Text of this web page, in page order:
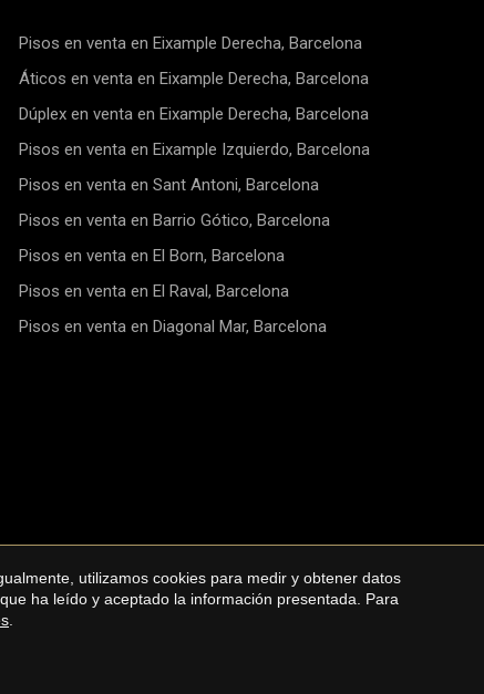
Pisos en venta en Eixample Derecha, Barcelona
Áticos en venta en Eixample Derecha, Barcelona
Dúplex en venta en Eixample Derecha, Barcelona
Pisos en venta en Eixample Izquierdo, Barcelona
Pisos en venta en Sant Antoni, Barcelona
Pisos en venta en Barrio Gótico, Barcelona
Pisos en venta en El Born, Barcelona
Pisos en venta en El Raval, Barcelona
Pisos en venta en Diagonal Mar, Barcelona
Política de cookiesutilizamos cookies para medir y obtener datos
ha leído y aceptado la información presentada. Para